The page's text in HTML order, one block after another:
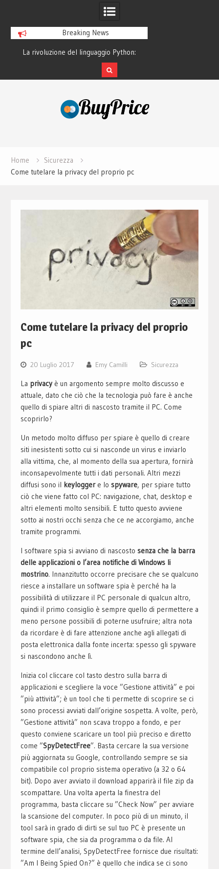
Breaking News
La rivoluzione del linguaggio Python:
perché tutti lo studiano
Home
Sicurezza
Come tutelare la privacy del proprio pc
Come tutelare la privacy del proprio
pc
20 Luglio 2017 Emy Camilli Sicurezza
La privacyè un argomento sempre molto discusso e
attuale, dato che ciò che la tecnologia può fare è anche
quello di spiare altri di nascosto tramite il PC. Come
scoprirlo?
Un metodo molto diffuso per spiare è quello di creare
siti inesistenti sotto cui si nasconde un virus e inviarlo
alla vittima, che, al momento della sua apertura, fornirà
inconsapevolmente tutti i dati personali. Altri mezzi
diffusi sono il keyloggere lo spyware, per spiare tutto
ciò che viene fatto col PC: navigazione, chat, desktop e
altri elementi molto sensibili. E tutto questo avviene
sotto ai nostri occhi senza che ce ne accorgiamo, anche
tramite programmi.
I software spia si avviano di nascosto senza che la barra
delle applicazioni o l’area notifiche di Windows li
mostrino. Innanzitutto occorre precisare che se qualcuno
riesce a installare un software spia è perché ha la
possibilità di utilizzare il PC personale di qualcun altro,
quindi il primo consiglio è sempre quello di permettere a
meno persone possibili di poterne usufruire; altra nota
da ricordare è di fare attenzione anche agli allegati di
posta elettronica dalla fonte incerta: spesso gli spyware
si nascondono anche lì.
Inizia col cliccare col tasto destro sulla barra di
applicazioni e scegliere la voce ”Gestione attività” e poi
”più attività”; è un tool che ti permette di scoprire se ci
sono processi avviati dall’origine sospetta. A volte, però,
”Gestione attività” non scava troppo a fondo, e per
questo conviene scaricare un tool più preciso e diretto
come ”SpyDetectFree”. Basta cercare la sua versione
più aggiornata su Google, controllando sempre se sia
compatibile col proprio sistema operativo (a 32 o 64
bit). Dopo aver avviato il download apparirà il file zip da
scompattare. Una volta aperta la finestra del
programma, basta cliccare su ”Check Now” per avviare
la scansione del computer. In poco più di un minuto, il
tool sarà in grado di dirti se sul tuo PC è presente un
software spia, che sia da programma o da file. Al
termine dell’analisi, SpyDetectFree fornisce due risultati:
”Am I Being Spied On?” è quello che indica se ci sono